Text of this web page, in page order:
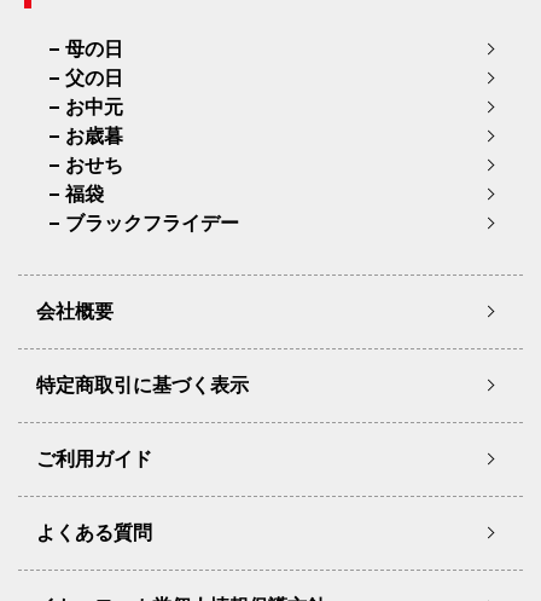
母の日
父の日
お中元
お歳暮
おせち
福袋
ブラックフライデー
会社概要
特定商取引に基づく表示
ご利用ガイド
よくある質問